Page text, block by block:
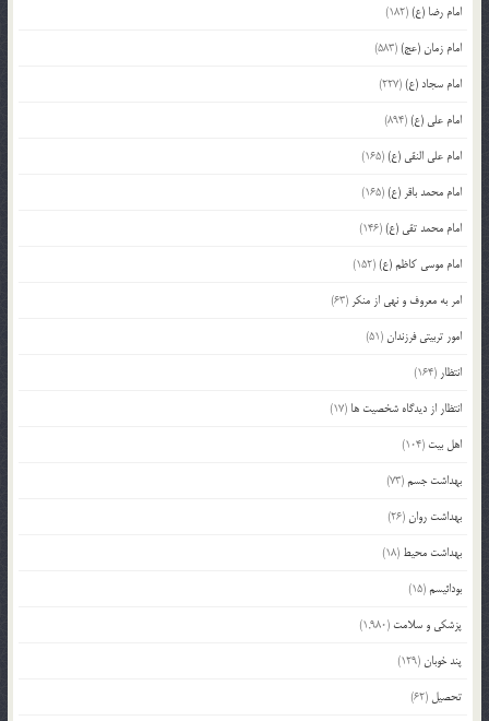
امام رضا (ع)(182)
امام زمان (عج)(583)
امام سجاد (ع)(227)
امام علی (ع)(894)
امام علی النقی (ع)(165)
امام محمد باقر (ع)(165)
امام محمد تقی (ع)(146)
امام موسی کاظم (ع)(152)
امر به معروف و نهی از منکر (63)
امور تربیتی فرزندان(51)
انتظار (164)
انتظار از دیدگاه شخصیت ها (17)
اهل بیت (104)
بهداشت جسم(73)
بهداشت روان(26)
بهداشت محیط (18)
بودائیسم(15)
پزشکی و سلامت (1,980)
پند خوبان(129)
تحصیل (62)